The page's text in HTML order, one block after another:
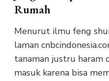
Rumah
Menurut ilmu feng
laman
tanaman justru haram
masuk karena bisa